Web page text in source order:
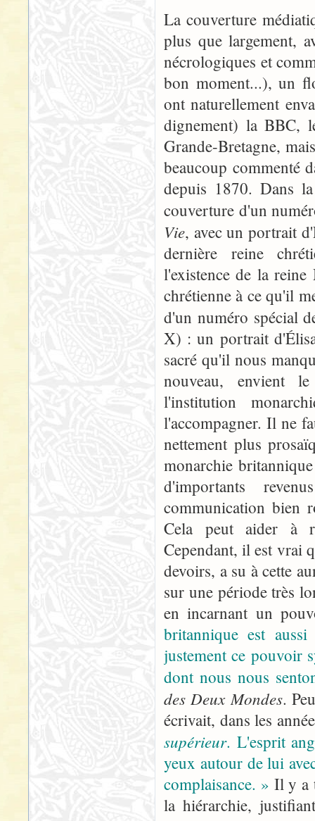
La couverture
plus que largement,
nécrologiques et
bon moment...), un
ont naturellement
dignement) la BBC,
Grande-Bretagne,
beaucoup commenté
depuis 1870. Dans
couverture d'un
Vie, avec un portrait
dernière reine
l'existence de la
chrétienne à ce qu'il
d'un numéro spécial
X) : un portrait
sacré qu'il nous
nouveau, envient
l'institution
l'accompagner. Il ne
nettement plus
monarchie
d'importants
communication bien
Cela peut aider à
Cependant, il est vrai
devoirs, a su à cette
sur une période très
en incarnant un
britannique est
justement ce pouvoir
dont nous nous
des Deux Mondes.
écrivait, dans les
supérieur. L'esprit
yeux autour de lui
complaisance. » Il y a
la hiérarchie,